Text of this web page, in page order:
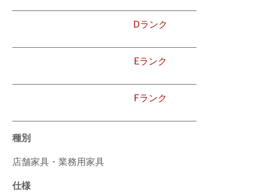
Dランク
Eランク
Fランク
種別
店舗家具・業務用家具
仕様